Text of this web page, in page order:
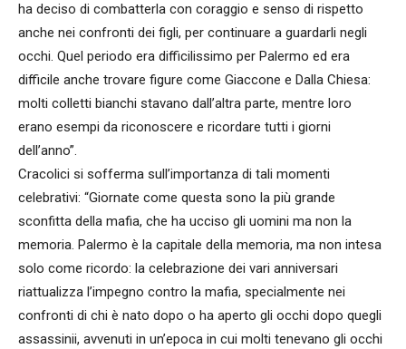
ha deciso di combatterla con coraggio e senso di rispetto
anche nei confronti dei figli, per continuare a guardarli negli
occhi. Quel periodo era difficilissimo per Palermo ed era
difficile anche trovare figure come Giaccone e Dalla Chiesa:
molti colletti bianchi stavano dall’altra parte, mentre loro
erano esempi da riconoscere e ricordare tutti i giorni
dell’anno”.
Cracolici si sofferma sull’importanza di tali momenti
celebrativi: “Giornate come questa sono la più grande
sconfitta della mafia, che ha ucciso gli uomini ma non la
memoria. Palermo è la capitale della memoria, ma non intesa
solo come ricordo: la celebrazione dei vari anniversari
riattualizza l’impegno contro la mafia, specialmente nei
confronti di chi è nato dopo o ha aperto gli occhi dopo quegli
assassinii, avvenuti in un’epoca in cui molti tenevano gli occhi